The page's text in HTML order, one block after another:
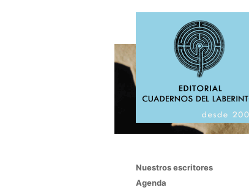
Nuestros escritores
Agenda